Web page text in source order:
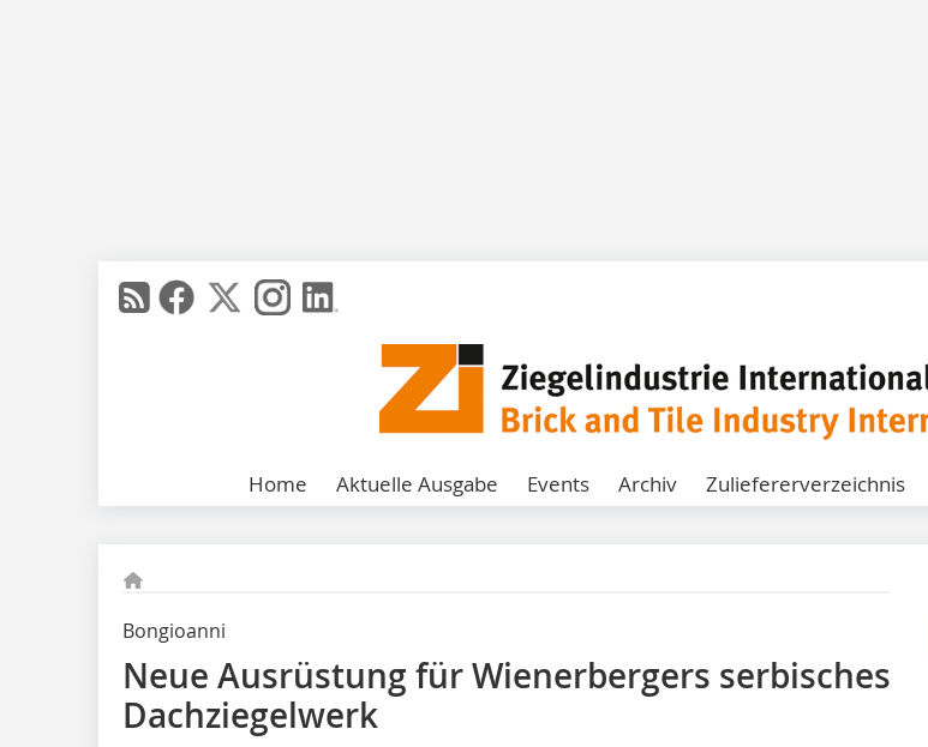
Home Aktuelle Ausgabe Events Archiv Zuliefererverzeichnis
Bongioanni
Neue Ausrüstung für Wienerbergers serbisches
Dachziegelwerk